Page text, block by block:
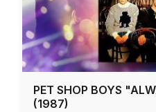
PET SHOP BOYS
(1987)